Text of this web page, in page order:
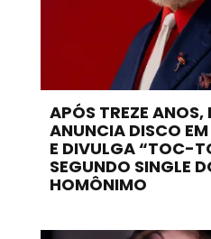
APÓS TREZE
ANUNCIA DISCO
E DIVULGA “TOC-
SEGUNDO SINGLE
HOMÔNIMO